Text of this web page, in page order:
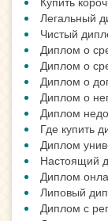
Легальный
Чистый
Диплом о
Диплом о
Диплом о
Диплом о
Диплом
Где купить
Диплом
Настоящий
Диплом
Липовый
Диплом с